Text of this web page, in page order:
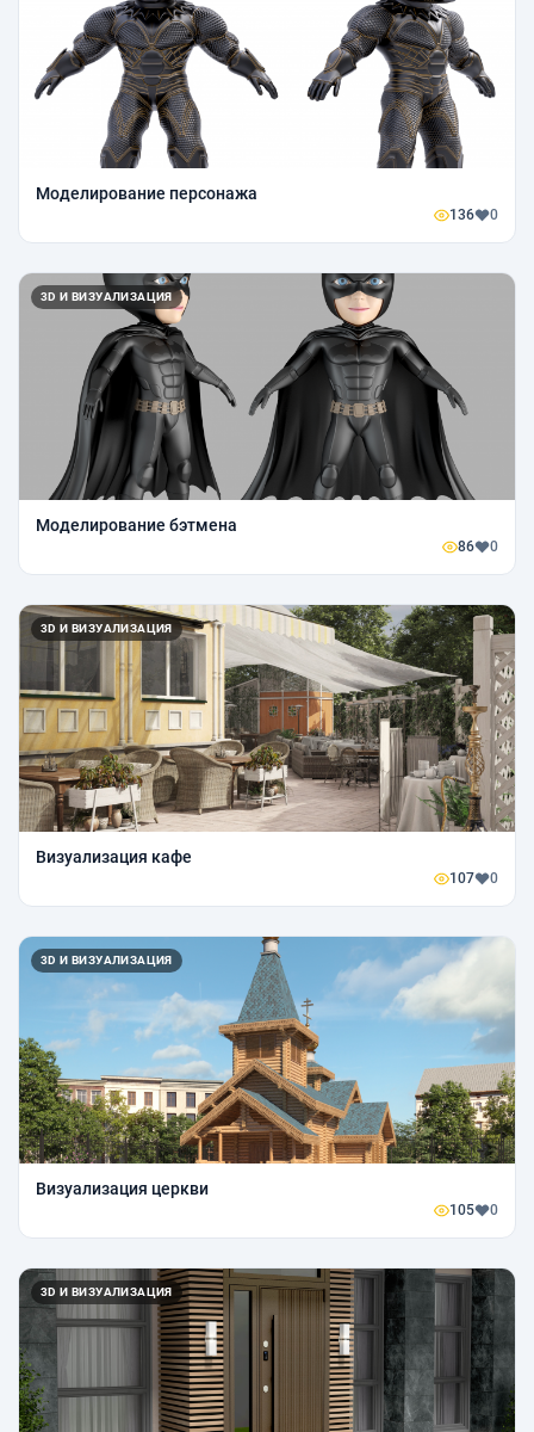
Моделирование персонажа
136 0
3D И ВИЗУАЛИЗАЦИЯ
Моделирование бэтмена
86 0
3D И ВИЗУАЛИЗАЦИЯ
Визуализация кафе
107 0
3D И ВИЗУАЛИЗАЦИЯ
Визуализация церкви
105 0
3D И ВИЗУАЛИЗАЦИЯ